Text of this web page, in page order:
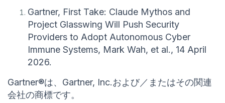
Gartner, First Take: Claude Mythos and
Project Glasswing Will Push Security
Providers to Adopt Autonomous Cyber
Immune Systems, Mark Wah, et al., 14 April
2026.
Gartner®は、Gartner, Inc.および／またはその関連
会社の商標です。